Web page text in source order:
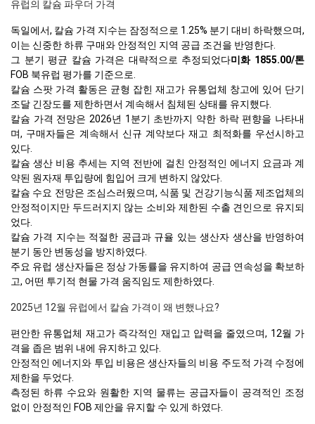
유럽의 칼슘 파우더 가격
독일에서, 칼슘 가격 지수는 잠정적으로 1.25% 분기 대비 하락했으며,
이는 신중한 하류 구매와 안정적인 지역 공급 조건을 반영한다.
그 분기 평균 칼슘 가격은 대략적으로 추정되었다미화 1855.00/톤
FOB 북유럽 평가를 기준으로.
칼슘 스팟 가격 활동은 균형 잡힌 재고가 유통업체 창고에 있어 단기
조달 긴장도를 제한하면서 계속해서 침체된 상태를 유지했다.
칼슘 가격 전망은 2026년 1분기 초반까지 약한 하락 편향을 나타내
며, 구매자들은 계속해서 신규 계약보다 재고 최적화를 우선시하고
있다.
칼슘 생산 비용 추세는 지역 전반에 걸친 안정적인 에너지 요금과 계
약된 원자재 투입량에 힘입어 크게 변하지 않았다.
칼슘 수요 전망은 조심스러웠으며, 식품 및 건강기능식품 제조업체의
안정적이지만 두드러지지 않는 소비와 제한된 수출 견인으로 유지되
었다.
칼슘 가격 지수는 적절한 공급과 규율 있는 생산자 생산을 반영하여
분기 동안 변동성을 방지하였다.
주요 유럽 생산자들은 정상 가동률을 유지하여 공급 연속성을 확보하
고, 어떤 투기적 현물 가격 움직임도 제한하였다.
2025년 12월 유럽에서 칼슘 가격이 왜 변했나요?
편안한 유통업체 재고가 즉각적인 재입고 압력을 줄였으며, 12월 가
격을 좁은 범위 내에 유지하고 있다.
안정적인 에너지와 투입 비용은 생산자들의 비용 주도적 가격 수정에
제한을 두었다.
측정된 하류 수요와 원활한 지역 물류는 공급자들이 공격적인 조정
없이 안정적인 FOB 제안을 유지할 수 있게 하였다.